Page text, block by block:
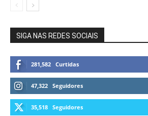
SIGA NAS REDES SOCIAIS
281,582 Curtidas
47,322 Seguidores
35,518 Seguidores